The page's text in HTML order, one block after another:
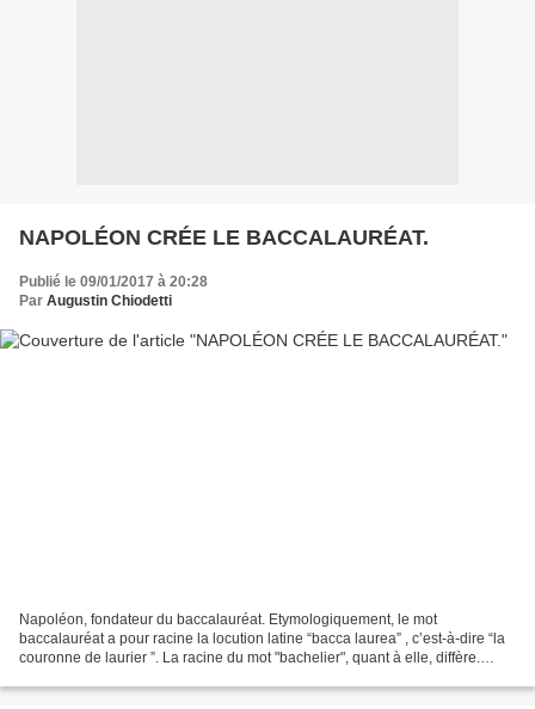
NAPOLÉON CRÉE LE BACCALAURÉAT.
Publié le 09/01/2017 à 20:28
Par Augustin Chiodetti
Napoléon, fondateur du baccalauréat. Etymologiquement, le mot
baccalauréat a pour racine la locution latine “bacca laurea” , c’est-à-dire “la
couronne de laurier ”. La racine du mot "bachelier", quant à elle, diffère.